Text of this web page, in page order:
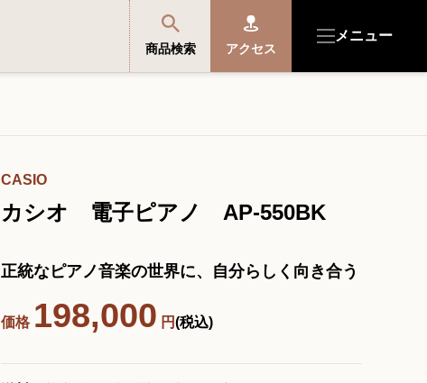
商品検索 アクセス
メニュー
音楽教室・イベント情報
サポート・購入特典
CASIO
カシオ 電子ピアノ AP-550BK
正統なピアノ音楽の世界に、自分らしく向き合う
価格 198,000 円(税込)